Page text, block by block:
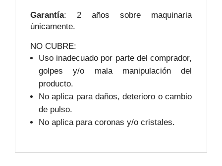
Garantía: 2 años sobre maquinaria
únicamente.
NO CUBRE:
Uso inadecuado por parte del comprador,
golpes y/o mala manipulación del
producto.
No aplica para daños, deterioro o cambio
de pulso.
No aplica para coronas y/o cristales.